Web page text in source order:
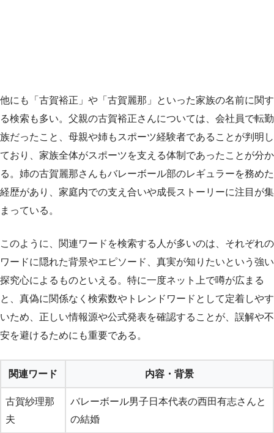
他にも「古賀裕正」や「古賀麗那」といった家族の名前に関す
る検索も多い。父親の古賀裕正さんについては、会社員で転勤
族だったこと、母親や姉もスポーツ経験者であることが判明し
ており、家族全体がスポーツを支える体制であったことが分か
る。姉の古賀麗那さんもバレーボール部のレギュラーを務めた
経歴があり、家庭内での支え合いや成長ストーリーに注目が集
まっている。
このように、関連ワードを検索する人が多いのは、それぞれの
ワードに隠れた背景やエピソード、真実が知りたいという強い
探究心によるものといえる。特に一度ネット上で噂が広まる
と、真偽に関係なく検索数やトレンドワードとして定着しやす
いため、正しい情報源や公式発表を確認することが、誤解や不
安を避けるためにも重要である。
関連ワード 内容・背景
古賀紗理那
夫
バレーボール男子日本代表の西田有志さんと
の結婚